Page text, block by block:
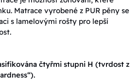
Matrace vyrobené z PUR pěny se
s lamelovými rošty pro lepší
čtyřmi stupni H (tvrdost z